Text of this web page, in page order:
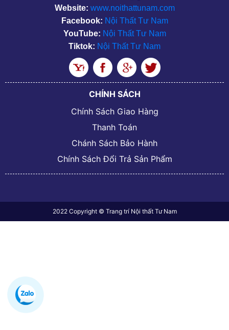
Website: www.noithattunam.com
Facebook: Nội Thất Tư Nam
YouTube: Nội Thất Tư Nam
Tiktok: Nội Thất Tư Nam
CHÍNH SÁCH
Chính Sách Giao Hàng
Thanh Toán
Chánh Sách Bảo Hành
Chính Sách Đổi Trả Sản Phẩm
2022 Copyright © Trang trí Nội thất Tư Nam